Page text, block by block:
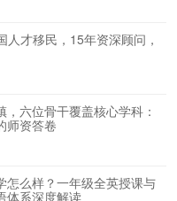
才移民，15年资深顾问，
六位骨干覆盖核心学科：
师资答卷
怎么样？一年级全英授课与
体系深度解读